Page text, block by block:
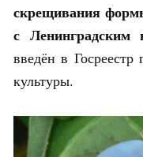
скрещивания
с Ленинградским
введён в
культуры.